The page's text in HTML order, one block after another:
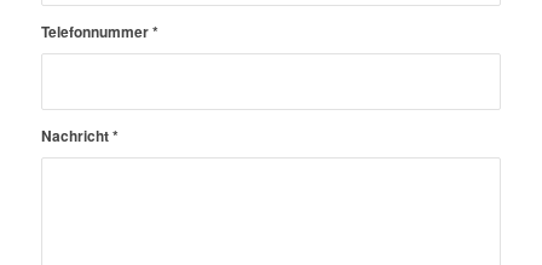
Telefonnummer*
Nachricht*